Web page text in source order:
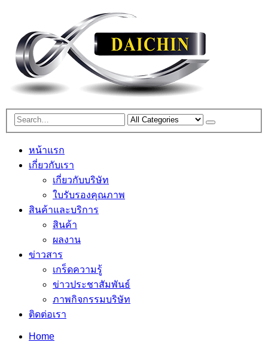
หน้าแรก
เกี่ยวกับเรา
เกี่ยวกับบริษัท
ใบรับรองคุณภาพ
สินค้าและบริการ
สินค้า
ผลงาน
ข่าวสาร
เกร็ดความรู้
ข่าวประชาสัมพันธ์
ภาพกิจกรรมบริษัท
ติดต่อเรา
Home